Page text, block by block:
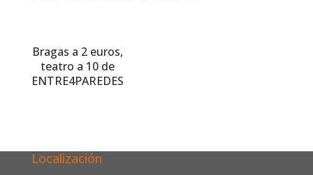
Bragas a 2 euros,
teatro a 10 de
ENTRE4PAREDES
Localización